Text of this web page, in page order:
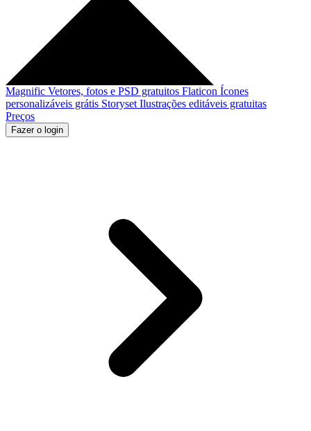
Magnific Vetores, fotos e PSD gratuitos Flaticon Ícones
personalizáveis grátis Storyset Ilustrações editáveis gratuitas
Preços
Fazer o login